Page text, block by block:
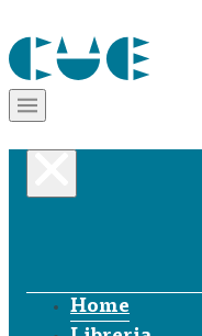
Home